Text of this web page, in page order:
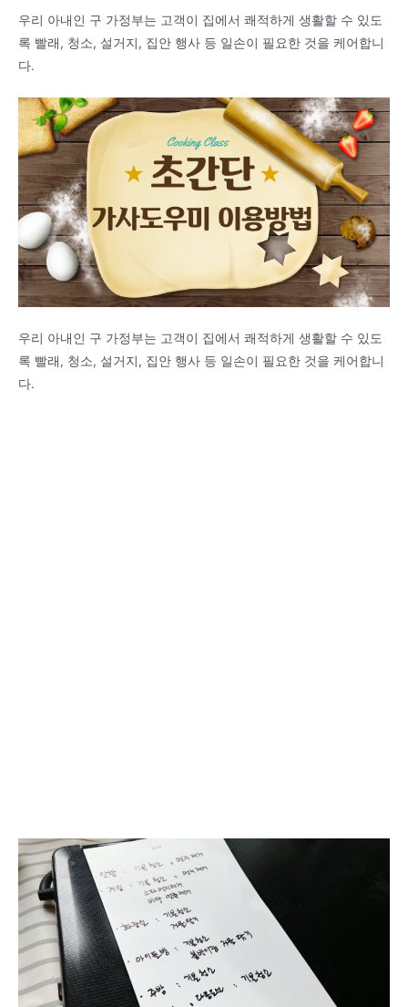
우리 아내인 구 가정부는 고객이 집에서 쾌적하게 생활할 수 있도
록 빨래, 청소, 설거지, 집안 행사 등 일손이 필요한 것을 케어합니
다.
우리 아내인 구 가정부는 고객이 집에서 쾌적하게 생활할 수 있도
록 빨래, 청소, 설거지, 집안 행사 등 일손이 필요한 것을 케어합니
다.